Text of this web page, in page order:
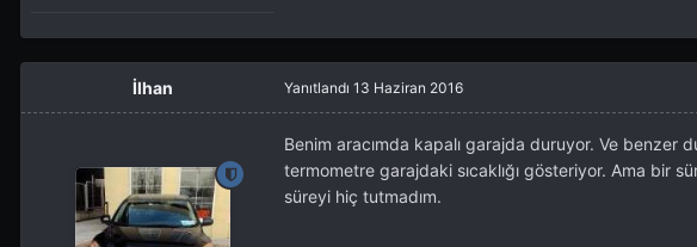
İlhan Yanıtlandı 13 Haziran 2016
Benim aracımda kapalı garajda duruyor. Ve benzer
termometre garajdaki sıcaklığı gösteriyor. Ama bir
süreyi hiç tutmadım.